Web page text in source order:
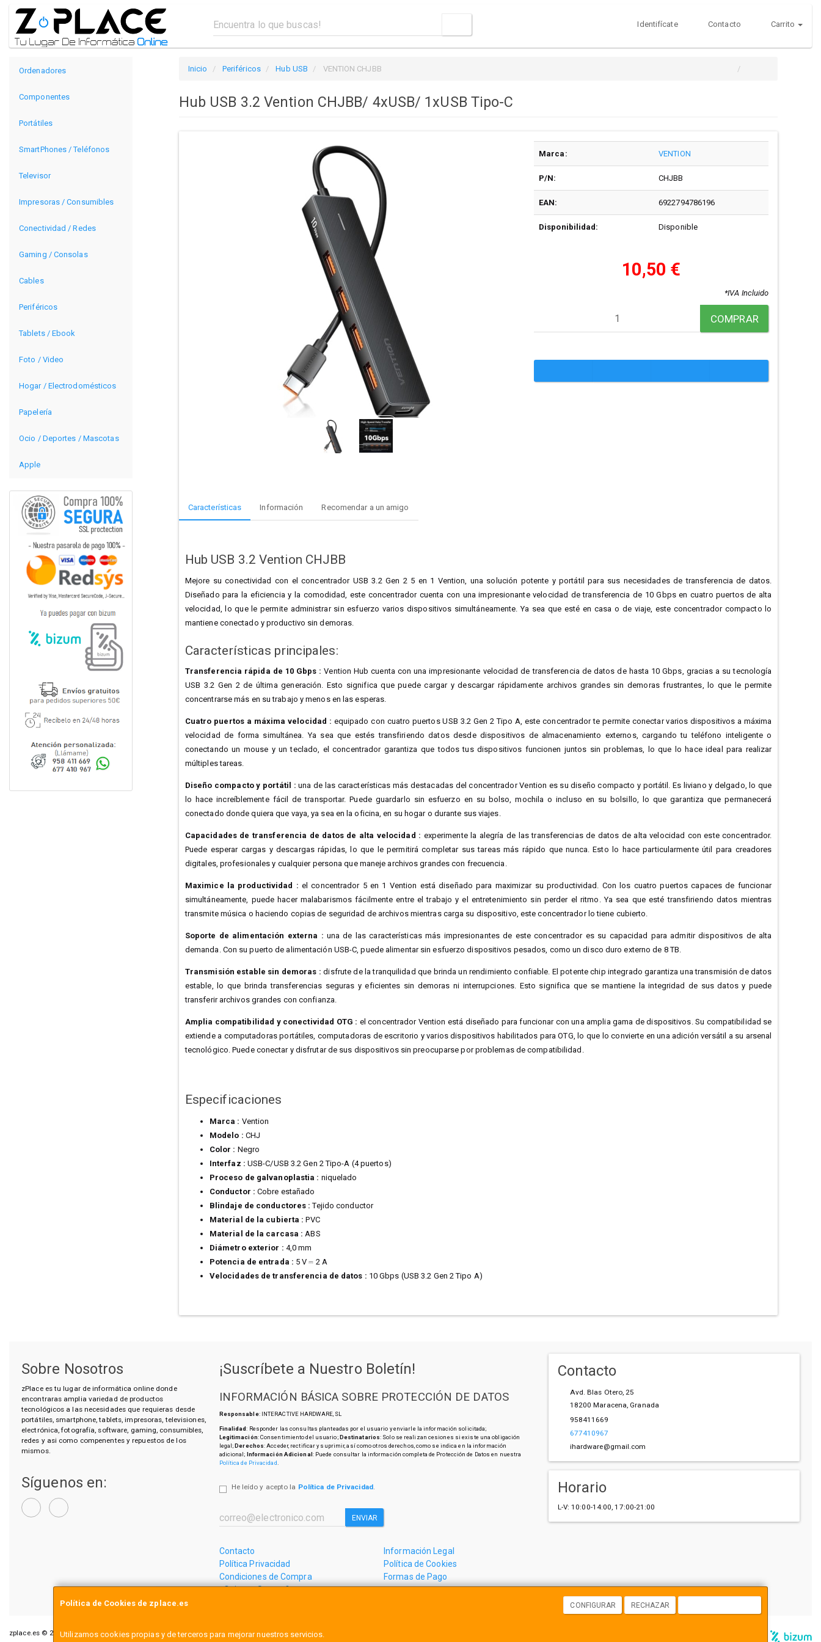
Identifícate Contacto Carrito
Ordenadores
Componentes
Portátiles
SmartPhones / Teléfonos
Televisor
Impresoras / Consumibles
Conectividad / Redes
Gaming / Consolas
Cables
Periféricos
Tablets / Ebook
Foto / Video
Hogar / Electrodomésticos
Papelería
Ocio / Deportes / Mascotas
Apple
Inicio Periféricos Hub USB VENTION CHJBB
Hub USB 3.2 Vention CHJBB/ 4xUSB/ 1xUSB Tipo-C
Marca: VENTION
P/N: CHJBB
EAN: 6922794786196
Disponibilidad: Disponible
10,50 €
*IVA Incluido
COMPRAR
Características Información Recomendar a un amigo
Hub USB 3.2 Vention CHJBB
Mejore su conectividad con el concentrador USB 3.2 Gen 2 5 en 1 Vention, una solución potente y portátil para sus necesidades de transferencia de datos.
Diseñado para la eficiencia y la comodidad, este concentrador cuenta con una impresionante velocidad de transferencia de 10 Gbps en cuatro puertos de alta
velocidad, lo que le permite administrar sin esfuerzo varios dispositivos simultáneamente. Ya sea que esté en casa o de viaje, este concentrador compacto lo
mantiene conectado y productivo sin demoras.
Características principales:
Transferencia rápida de 10 Gbps : Vention Hub cuenta con una impresionante velocidad de transferencia de datos de hasta 10 Gbps, gracias a su tecnología
USB 3.2 Gen 2 de última generación. Esto significa que puede cargar y descargar rápidamente archivos grandes sin demoras frustrantes, lo que le permite
concentrarse más en su trabajo y menos en las esperas.
Cuatro puertos a máxima velocidad : equipado con cuatro puertos USB 3.2 Gen 2 Tipo A, este concentrador te permite conectar varios dispositivos a máxima
velocidad de forma simultánea. Ya sea que estés transfiriendo datos desde dispositivos de almacenamiento externos, cargando tu teléfono inteligente o
conectando un mouse y un teclado, el concentrador garantiza que todos tus dispositivos funcionen juntos sin problemas, lo que lo hace ideal para realizar
múltiples tareas.
Diseño compacto y portátil : una de las características más destacadas del concentrador Vention es su diseño compacto y portátil. Es liviano y delgado, lo que
lo hace increíblemente fácil de transportar. Puede guardarlo sin esfuerzo en su bolso, mochila o incluso en su bolsillo, lo que garantiza que permanecerá
conectado donde quiera que vaya, ya sea en la oficina, en su hogar o durante sus viajes.
Capacidades de transferencia de datos de alta velocidad : experimente la alegría de las transferencias de datos de alta velocidad con este concentrador.
Puede esperar cargas y descargas rápidas, lo que le permitirá completar sus tareas más rápido que nunca. Esto lo hace particularmente útil para creadores
digitales, profesionales y cualquier persona que maneje archivos grandes con frecuencia.
Maximice la productividad : el concentrador 5 en 1 Vention está diseñado para maximizar su productividad. Con los cuatro puertos capaces de funcionar
simultáneamente, puede hacer malabarismos fácilmente entre el trabajo y el entretenimiento sin perder el ritmo. Ya sea que esté transfiriendo datos mientras
transmite música o haciendo copias de seguridad de archivos mientras carga su dispositivo, este concentrador lo tiene cubierto.
Soporte de alimentación externa : una de las características más impresionantes de este concentrador es su capacidad para admitir dispositivos de alta
demanda. Con su puerto de alimentación USB-C, puede alimentar sin esfuerzo dispositivos pesados, como un disco duro externo de 8 TB.
Transmisión estable sin demoras : disfrute de la tranquilidad que brinda un rendimiento confiable. El potente chip integrado garantiza una transmisión de datos
estable, lo que brinda transferencias seguras y eficientes sin demoras ni interrupciones. Esto significa que se mantiene la integridad de sus datos y puede
transferir archivos grandes con confianza.
Amplia compatibilidad y conectividad OTG : el concentrador Vention está diseñado para funcionar con una amplia gama de dispositivos. Su compatibilidad se
extiende a computadoras portátiles, computadoras de escritorio y varios dispositivos habilitados para OTG, lo que lo convierte en una adición versátil a su arsenal
tecnológico. Puede conectar y disfrutar de sus dispositivos sin preocuparse por problemas de compatibilidad.
Especificaciones
Marca : Vention
Modelo : CHJ
Color : Negro
Interfaz : USB-C/USB 3.2 Gen 2 Tipo-A (4 puertos)
Proceso de galvanoplastia : niquelado
Conductor : Cobre estañado
Blindaje de conductores : Tejido conductor
Material de la cubierta : PVC
Material de la carcasa : ABS
Diámetro exterior : 4,0 mm
Potencia de entrada : 5 V ⎓ 2 A
Velocidades de transferencia de datos : 10 Gbps (USB 3.2 Gen 2 Tipo A)
Política de Cookies de zplace.es CONFIGURAR RECHAZAR
Utilizamos cookies propias y de terceros para mejorar nuestros servicios.
Sobre Nosotros
zPlace es tu lugar de informática online donde
encontraras amplia variedad de productos
tecnológicos a las necesidades que requieras desde
portátiles, smartphone, tablets, impresoras, televisiones,
electrónica, fotografía, software, gaming, consumibles,
redes y asi como compenentes y repuestos de los
mismos.
Síguenos en:
¡Suscríbete a Nuestro Boletín!
INFORMACIÓN BÁSICA SOBRE PROTECCIÓN DE DATOS
Responsable: INTERACTIVE HARDWARE, SL
Finalidad: Responder las consultas planteadas por el usuario y enviarle la información solicitada;
Legitimación: Consentimiento del usuario;Destinatarios: Solo se realizan cesiones si existe una obligación
legal;Derechos: Acceder, rectificar y suprimir, así como otros derechos, como se indica en la información
adicional; Información Adicional: Puede consultar la información completa de Protección de Datos en nuestra
Política de Privacidad
He leído y acepto la Política de Privacidad.
ENVIAR
Contacto
Información Legal
Política Privacidad
Política de Cookies
Condiciones de Compra
Formas de Pago
¿Quienes Somos?
Contacto
Avd. Blas Otero, 25
18200 Maracena, Granada
958411669
677410967
ihardware@gmail.com
Horario
L-V: 10:00-14:00, 17:00-21:00
zplace.es © 2026